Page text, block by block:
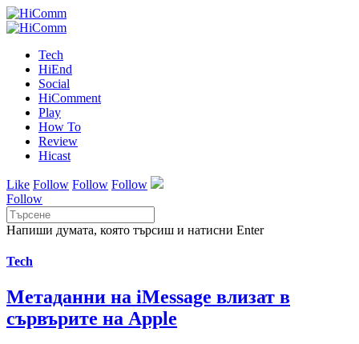
Tech
HiEnd
Social
HiComment
Play
How To
Review
Hicast
Like Follow Follow Follow
Follow
Напиши думата, която търсиш и натисни Enter
Tech
Метаданни на iMessage влизат в
сървърите на Apple